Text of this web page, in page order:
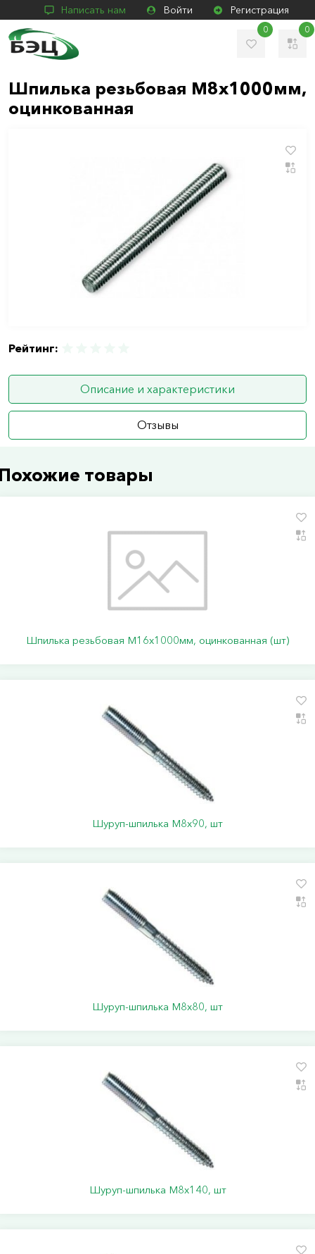
Написать нам Войти Регистрация
0 0
Шпилька резьбовая М8х1000мм,
оцинкованная
Рейтинг:
Описание и характеристики
Отзывы
товары
Шпилька резьбовая М16х1000мм, оцинкованная (шт)
Шуруп-шпилька М8х90, шт
Шуруп-шпилька М8х80, шт
Шуруп-шпилька М8х140, шт